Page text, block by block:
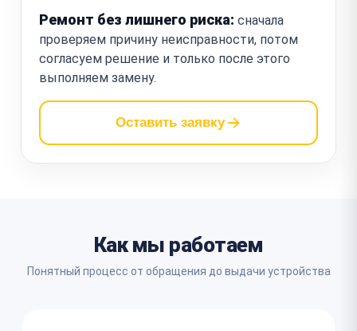
Ремонт без лишнего риска: сначала
проверяем причину неисправности, потом
согласуем решение и только после этого
выполняем замену.
Оставить заявку
Как мы работаем
Понятный процесс от обращения до выдачи устройства